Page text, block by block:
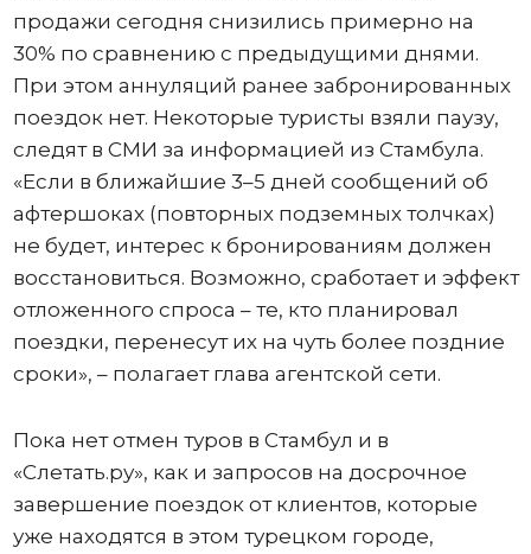
продажи сегодня снизились примерно на
30% по сравнению с предыдущими днями.
При этом аннуляций ранее забронированных
поездок нет. Некоторые туристы взяли паузу,
следят в СМИ за информацией из Стамбула.
«Если в ближайшие 3–5 дней сообщений об
афтершоках (повторных подземных толчках)
не будет, интерес к бронированиям должен
восстановиться. Возможно, сработает и эффект
отложенного спроса – те, кто планировал
поездки, перенесут их на чуть более поздние
сроки», – полагает глава агентской сети.
Пока нет отмен туров в Стамбул и в
«Слетать.ру», как и запросов на досрочное
завершение поездок от клиентов, которые
уже находятся в этом турецком городе,